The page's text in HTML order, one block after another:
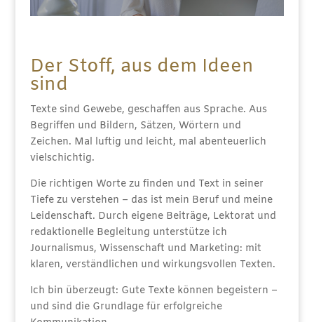
Der Stoff, aus dem Ideen
sind
Texte sind Gewebe, geschaffen aus Sprache. Aus
Begriffen und Bildern, Sätzen, Wörtern und
Zeichen. Mal luftig und leicht, mal abenteuerlich
vielschichtig.
Die richtigen Worte zu finden und Text in seiner
Tiefe zu verstehen – das ist mein Beruf und meine
Leidenschaft. Durch eigene Beiträge, Lektorat und
redaktionelle Begleitung unterstütze ich
Journalismus, Wissenschaft und Marketing: mit
klaren, verständlichen und wirkungsvollen Texten.
Ich bin überzeugt: Gute Texte können begeistern –
und sind die Grundlage für erfolgreiche